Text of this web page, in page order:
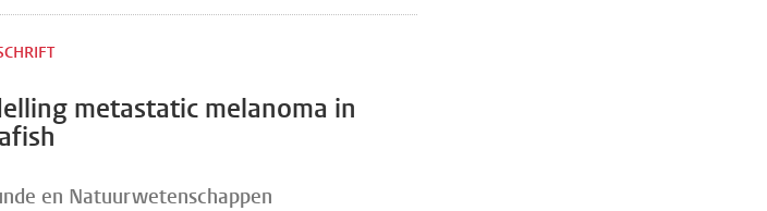
metastatic melanoma in
en Natuurwetenschappen